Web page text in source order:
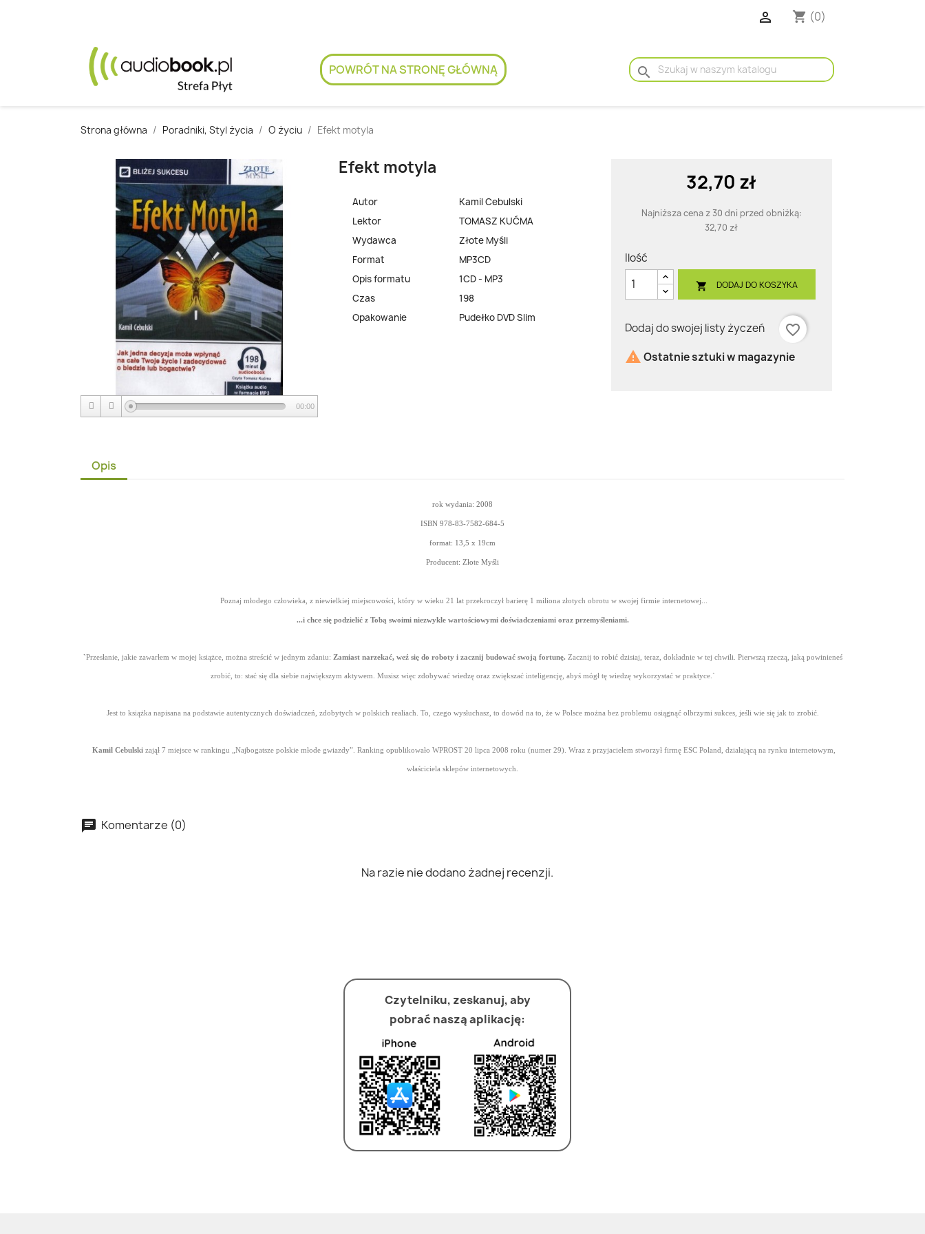
 shopping_cart (0)
POWRÓT NA STRONĘ GŁÓWNĄ search
Strona główna Poradniki, Styl życia O życiu Efekt motyla
00:00
Efekt motyla
Autor
Kamil Cebulski
Lektor
TOMASZ KUĆMA
Wydawca
Złote Myśli
Format
MP3CD
Opis formatu
1CD - MP3
Czas
198
Opakowanie
Pudełko DVD Slim
32,70 zł
Najniższa cena z 30 dni przed obniżką:
32,70 zł
Ilość
 DODAJ DO KOSZYKA
Dodaj do swojej listy życzeń
favorite_border
 Ostatnie sztuki w magazynie
Opis
rok wydania: 2008
ISBN 978-83-7582-684-5
format: 13,5 x 19cm
Producent: Złote Myśli
Poznaj młodego człowieka, z niewielkiej miejscowości, który w wieku 21 lat przekroczył barierę 1 miliona złotych obrotu w swojej firmie internetowej...
...i chce się podzielić z Tobą swoimi niezwykle wartościowymi doświadczeniami oraz przemyśleniami.
`Przesłanie, jakie zawarłem w mojej książce, można streścić w jednym zdaniu: Zamiast narzekać, weź się do roboty i zacznij budować swoją fortunę. Zacznij to robić dzisiaj, teraz, dokładnie w tej chwili. Pierwszą rzeczą, jaką powinieneś
zrobić, to: stać się dla siebie największym aktywem. Musisz więc zdobywać wiedzę oraz zwiększać inteligencję, abyś mógł tę wiedzę wykorzystać w praktyce.`
Jest to książka napisana na podstawie autentycznych doświadczeń, zdobytych w polskich realiach. To, czego wysłuchasz, to dowód na to, że w Polsce można bez problemu osiągnąć olbrzymi sukces, jeśli wie się jak to zrobić.
Kamil Cebulski zajął 7 miejsce w rankingu „Najbogatsze polskie młode gwiazdy”. Ranking opublikowało WPROST 20 lipca 2008 roku (numer 29). Wraz z przyjacielem stworzył firmę ESC Poland, działającą na rynku internetowym,
właściciela sklepów internetowych.
Komentarze (0)
Na razie nie dodano żadnej recenzji.
Czytelniku, zeskanuj, aby
pobrać naszą aplikację: